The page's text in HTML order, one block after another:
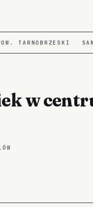
TARNOBRZESKI
w